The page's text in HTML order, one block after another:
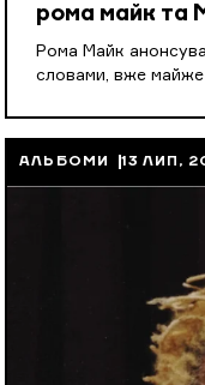
рома майк та
Рома Майк
словами, вже майже
АЛЬБОМИ 13 ЛИП,